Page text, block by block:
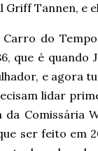
Griff Tannen,
do
que é quando
e agora
lidar
da Comissária
ser feito em